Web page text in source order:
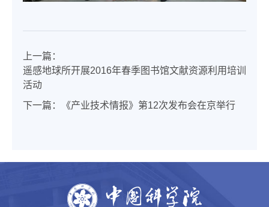
上一篇：
遥感地球所开展2016年春季图书馆文献资源利用培训
活动
下一篇：
《产业技术情报》第12次发布会在京举行